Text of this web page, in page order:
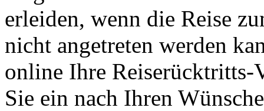
erleiden, wenn die Reise
nicht angetreten werden
online Ihre Reiserücktritts-
Sie ein nach Ihren